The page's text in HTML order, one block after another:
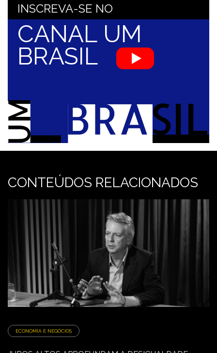
INSCREVA-SE NO
CANAL UM
BRASIL
CONTEÚDOS RELACIONADOS
ECONOMIA E NEGÓCIOS